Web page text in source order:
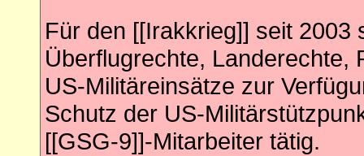
Für den [[Irakkrieg]] seit 2003
Überflugrechte, Landerechte,
US-Militäreinsätze zur
Schutz der US-
[[GSG-9]]-Mitarbeiter tätig.